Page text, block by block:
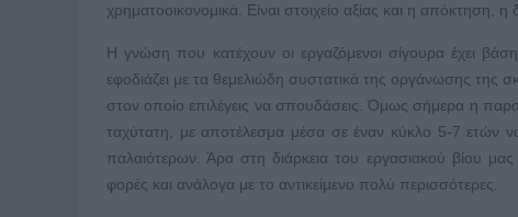
χρηματοοικονομικά. Είναι στοιχείο αξίας και η απόκτηση,
Η γνώση που κατέχουν οι εργαζόμενοι σίγουρα έχει
εφοδιάζει με τα θεμελιώδη συστατικά της οργάνωσης της
στον οποίο επιλέγεις να σπουδάσεις. Όμως σήμερα η
ταχύτατη, με αποτέλεσμα μέσα σε έναν κύκλο 5-7 ετών
παλαιότερων. Άρα στη διάρκεια του εργασιακού βίου
φορές και ανάλογα με το αντικείμενο πολύ περισσότερες.